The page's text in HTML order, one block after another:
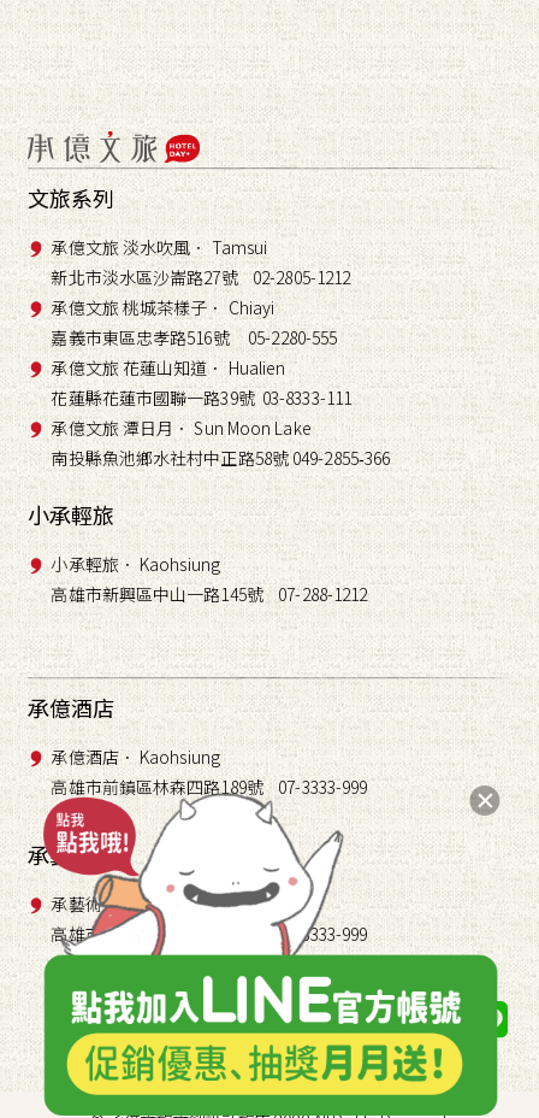
文旅系列
承億文旅 淡水吹風． Tamsui
新北市淡水區沙崙路27號 02-2805-1212
承億文旅 桃城茶樣子． Chiayi
嘉義市東區忠孝路516號 05-2280-555
承億文旅 花蓮山知道． Hualien
花蓮縣花蓮市國聯一路39號 03-8333-111
承億文旅 潭日月． Sun Moon Lake
南投縣魚池鄉水社村中正路58號 049-2855-366
小承輕旅
小承輕旅． Kaohsiung
高雄市新興區中山一路145號 07-288-1212
承億酒店
承億酒店． Kaohsiung
高雄市前鎮區林森四路189號 07-3333-999
承藝術
承藝術． TAI Gallery
高雄市前鎮區林森四路189號 07-3333-999
關注我們